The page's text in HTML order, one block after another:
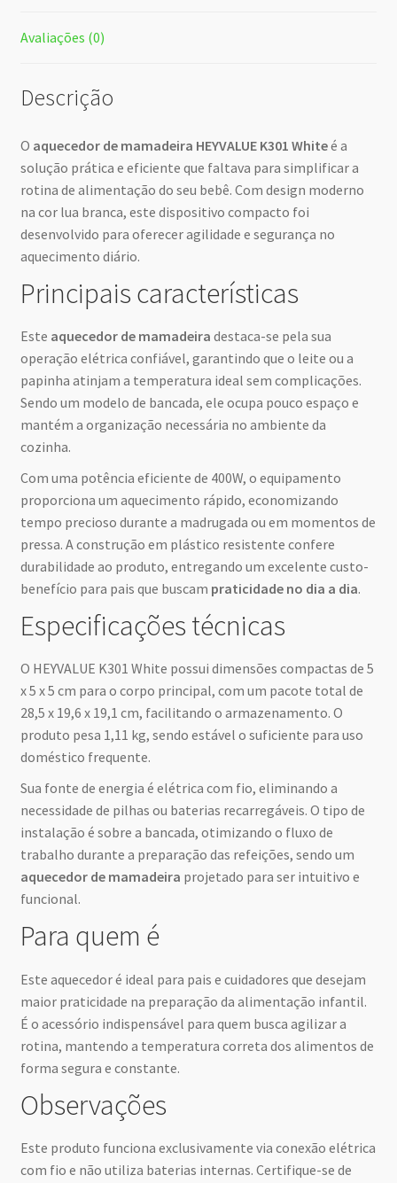
Avaliações (0)
Descrição
O aquecedor de mamadeira HEYVALUE K301 Whiteé a
solução prática e eficiente que faltava para simplificar a
rotina de alimentação do seu bebê. Com design moderno
na cor lua branca, este dispositivo compacto foi
desenvolvido para oferecer agilidade e segurança no
aquecimento diário.
Principais características
Este aquecedor de mamadeira destaca-se pela sua
operação elétrica confiável, garantindo que o leite ou a
papinha atinjam a temperatura ideal sem complicações.
Sendo um modelo de bancada, ele ocupa pouco espaço e
mantém a organização necessária no ambiente da
cozinha.
Com uma potência eficiente de 400W, o equipamento
proporciona um aquecimento rápido, economizando
tempo precioso durante a madrugada ou em momentos de
pressa. A construção em plástico resistente confere
durabilidade ao produto, entregando um excelente custo-
benefício para pais que buscam praticidade no dia a dia.
Especificações técnicas
O HEYVALUE K301 White possui dimensões compactas de 5
x 5 x 5 cm para o corpo principal, com um pacote total de
28,5 x 19,6 x 19,1 cm, facilitando o armazenamento. O
produto pesa 1,11 kg, sendo estável o suficiente para uso
doméstico frequente.
Sua fonte de energia é elétrica com fio, eliminando a
necessidade de pilhas ou baterias recarregáveis. O tipo de
instalação é sobre a bancada, otimizando o fluxo de
trabalho durante a preparação das refeições, sendo um
aquecedor de mamadeira projetado para ser intuitivo e
funcional.
Para quem é
Este aquecedor é ideal para pais e cuidadores que desejam
maior praticidade na preparação da alimentação infantil.
É o acessório indispensável para quem busca agilizar a
rotina, mantendo a temperatura correta dos alimentos de
forma segura e constante.
Observações
Este produto funciona exclusivamente via conexão elétrica
com fio e não utiliza baterias internas. Certifique-se de